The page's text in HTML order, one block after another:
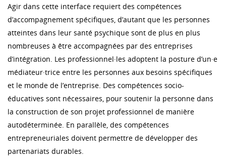
Agir dans cette interface requiert des compétences
d’accompagnement spécifiques, d’autant que les personnes
atteintes dans leur santé psychique sont de plus en plus
nombreuses à être accompagnées par des entreprises
d’intégration. Les professionnel·les adoptent la posture d’un·e
médiateur·trice entre les personnes aux besoins spécifiques
et le monde de l’entreprise. Des compétences socio-
éducatives sont nécessaires, pour soutenir la personne dans
la construction de son projet professionnel de manière
autodéterminée. En parallèle, des compétences
entrepreneuriales doivent permettre de développer des
partenariats durables.